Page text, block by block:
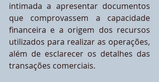
intimada a apresentar documentos
que comprovassem a capacidade
financeira e a origem dos recursos
utilizados para realizar as operações,
além de esclarecer os detalhes das
transações comerciais.